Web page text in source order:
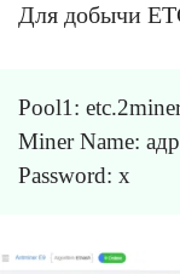
Для добычи
Pool1:
Miner Name:
Password: x